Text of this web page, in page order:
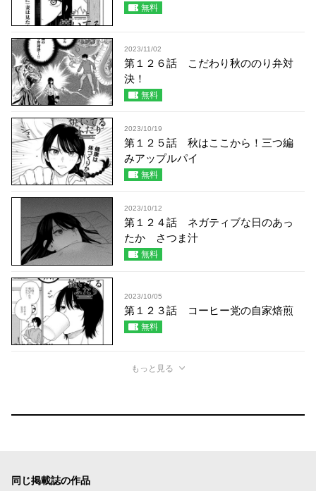
無料
2023/11/02
第１２６話 こだわり秋ののり弁対
決！
無料
2023/10/19
第１２５話 秋はここから！三つ編
みアップルパイ
無料
2023/10/12
第１２４話 ネガティブな日のあっ
たか さつま汁
無料
2023/10/05
第１２３話 コーヒー党の自家焙煎
無料
もっと見る
同じ掲載誌の作品